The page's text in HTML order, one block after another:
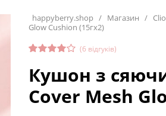
happyberry.shop / Магазин / Clio
Glow Cushion (15гх2)
4.50з 5
на
основі
опитува
(6 відгуків)
Кушон з
Cover Mesh